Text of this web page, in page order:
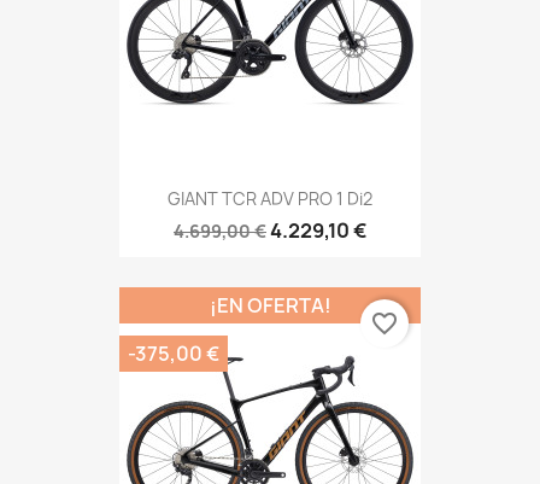
GIANT TCR ADV PRO 1 Di2
4.699,00 €4.229,10 €
¡EN OFERTA!
-375,00 €
favorite_border